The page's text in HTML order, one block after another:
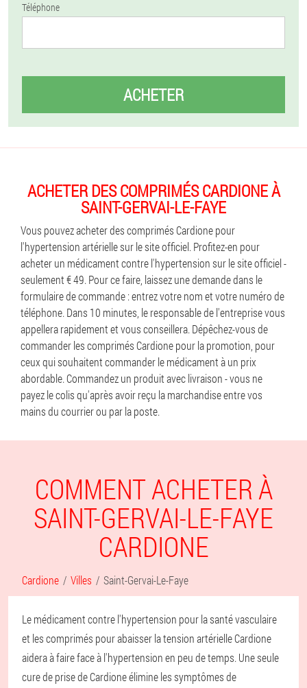
Téléphone
ACHETER
ACHETER DES COMPRIMÉS CARDIONE À
SAINT-GERVAI-LE-FAYE
Vous pouvez acheter des comprimés Cardione pour
l'hypertension artérielle sur le site officiel. Profitez-en pour
acheter un médicament contre l'hypertension sur le site officiel -
seulement € 49. Pour ce faire, laissez une demande dans le
formulaire de commande : entrez votre nom et votre numéro de
téléphone. Dans 10 minutes, le responsable de l'entreprise vous
appellera rapidement et vous conseillera. Dépêchez-vous de
commander les comprimés Cardione pour la promotion, pour
ceux qui souhaitent commander le médicament à un prix
abordable. Commandez un produit avec livraison - vous ne
payez le colis qu'après avoir reçu la marchandise entre vos
mains du courrier ou par la poste.
COMMENT ACHETER À
SAINT-GERVAI-LE-FAYE
CARDIONE
Cardione Villes Saint-Gervai-Le-Faye
Le médicament contre l'hypertension pour la santé vasculaire
et les comprimés pour abaisser la tension artérielle Cardione
aidera à faire face à l'hypertension en peu de temps. Une seule
cure de prise de Cardione élimine les symptômes de